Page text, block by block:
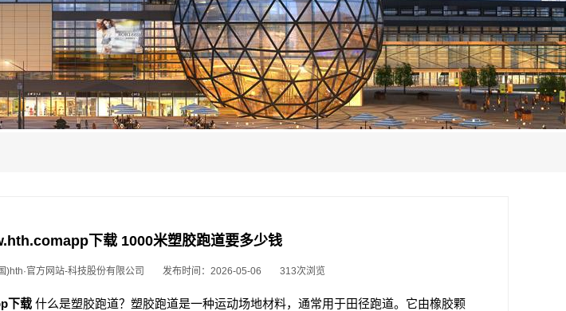
下载 1000米塑胶跑道要多少钱
)hth·官方网站-科技股份有限公司 发布时间：2026-05-06 313次浏览
下载 什么是塑胶跑道？塑胶跑道是一种运动场地材料，通常用于田径跑道。它由橡胶颗